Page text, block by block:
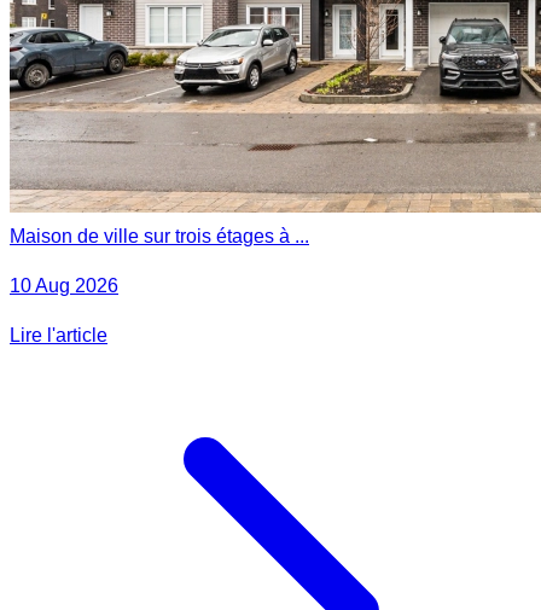
Maison de ville sur trois étages à ...
10 Aug 2026
Lire l'article